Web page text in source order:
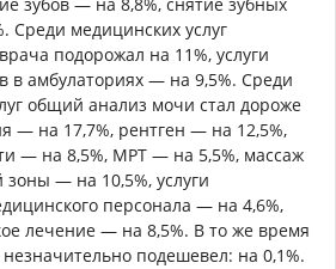
Среди медицинских услуг
подорожал на 11%, услуги
в амбулаториях — на 9,5%. Среди
общий анализ мочи стал дороже
— на 17,7%, рентген — на 12,5%,
— на 8,5%, МРТ — на 5,5%, массаж
— на 10,5%, услуги
персонала — на 4,6%,
лечение — на 8,5%. В то же время
подешевел: на 0,1%.